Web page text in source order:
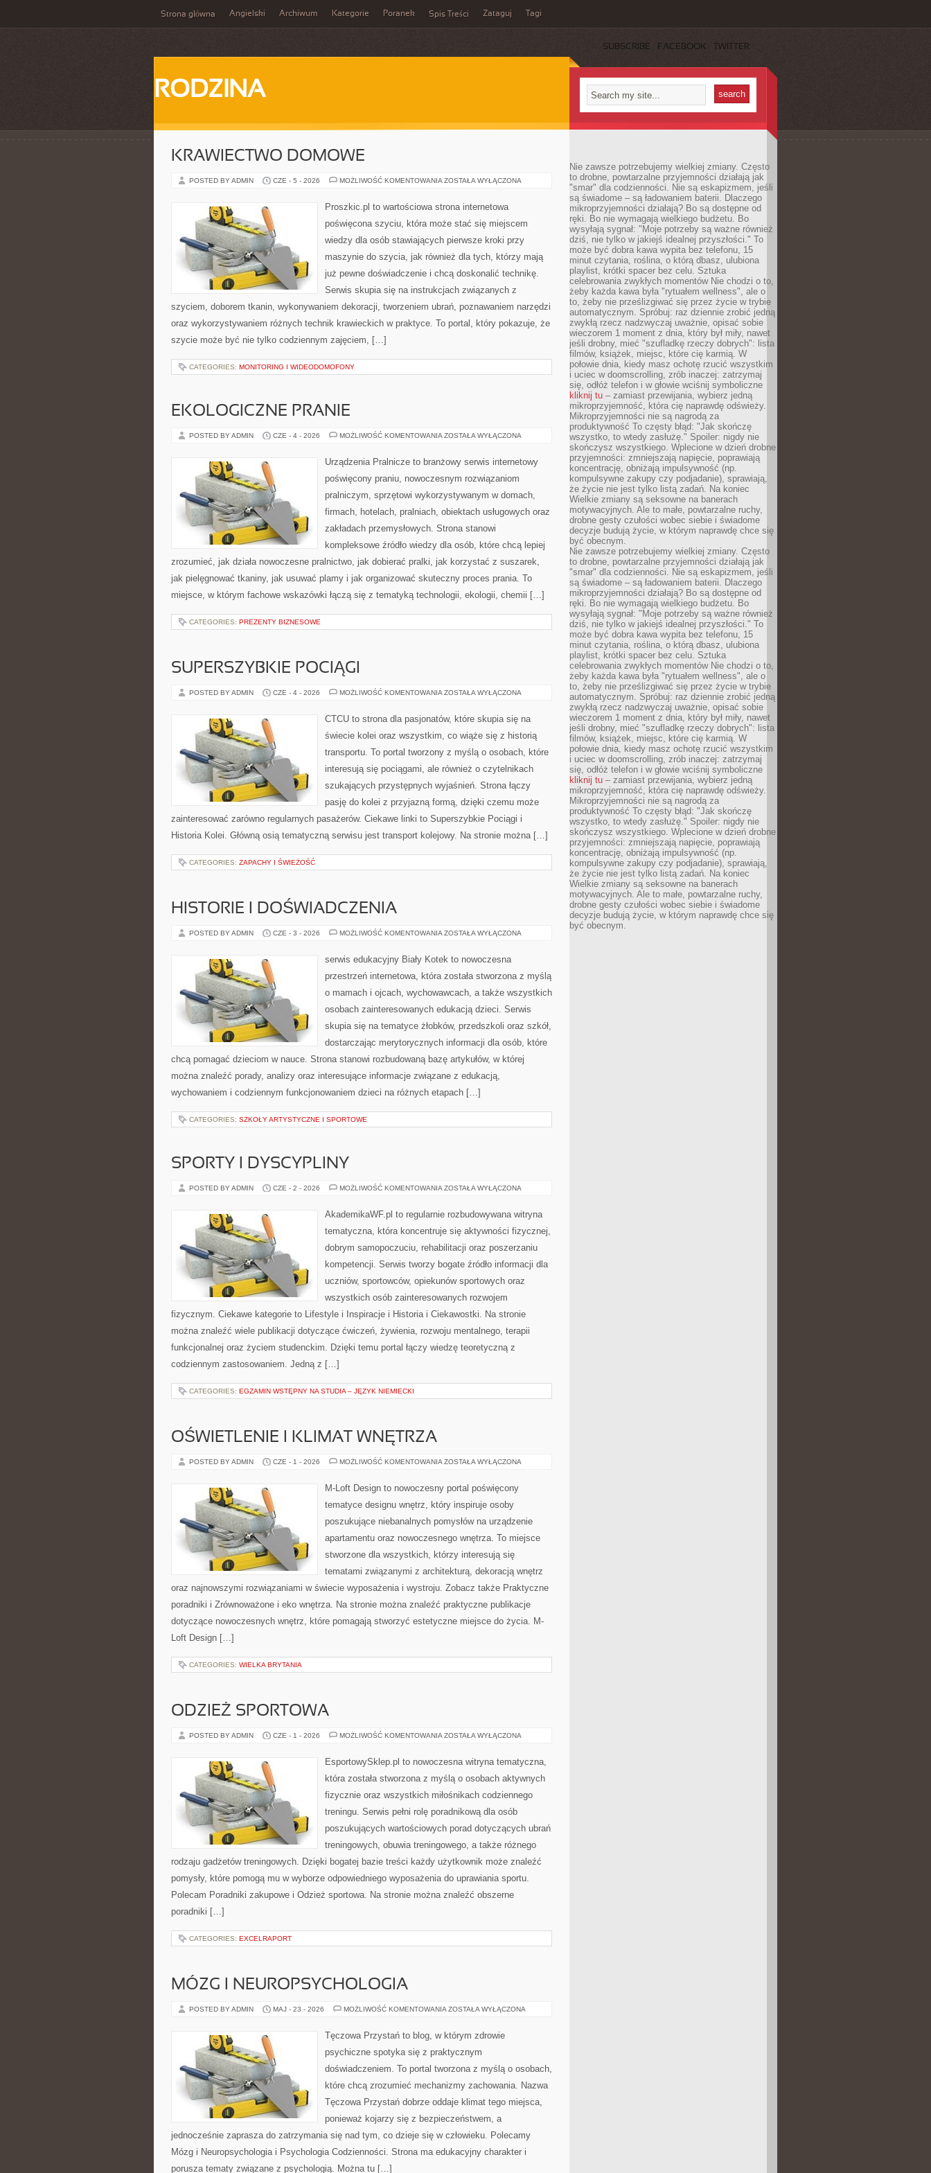
Strona główna Angielski Archiwum Kategorie Poranek Spis Treści Zataguj Tagi
SUBSCRIBE FACEBOOK TWITTER
RODZINA
KRAWIECTWO DOMOWE
POSTED BY ADMIN CZE - 5 - 2026 MOŻLIWOŚĆ KOMENTOWANIA KRAWIECTWO
ZOSTAŁA WYŁĄCZONA
Proszkic.pl to wartościowa strona internetowa
poświęcona szyciu, która może stać się miejscem
wiedzy dla osób stawiających pierwsze kroki przy
maszynie do szycia, jak również dla tych, którzy mają
już pewne doświadczenie i chcą doskonalić technikę.
Serwis skupia się na instrukcjach związanych z
szyciem, doborem tkanin, wykonywaniem dekoracji, tworzeniem ubrań, poznawaniem narzędzi
oraz wykorzystywaniem różnych technik krawieckich w praktyce. To portal, który pokazuje, że
szycie może być nie tylko codziennym zajęciem, […]
CATEGORIES: MONITORING I WIDEODOMOFONY
EKOLOGICZNE PRANIE
POSTED BY ADMIN CZE - 4 - 2026 MOŻLIWOŚĆ KOMENTOWANIA EKOLOGICZNE
ZOSTAŁA WYŁĄCZONA
Urządzenia Pralnicze to branżowy serwis internetowy
poświęcony praniu, nowoczesnym rozwiązaniom
pralniczym, sprzętowi wykorzystywanym w domach,
firmach, hotelach, pralniach, obiektach usługowych oraz
zakładach przemysłowych. Strona stanowi
kompleksowe źródło wiedzy dla osób, które chcą lepiej
zrozumieć, jak działa nowoczesne pralnictwo, jak dobierać pralki, jak korzystać z suszarek,
jak pielęgnować tkaniny, jak usuwać plamy i jak organizować skuteczny proces prania. To
miejsce, w którym fachowe wskazówki łączą się z tematyką technologii, ekologii, chemii […]
CATEGORIES: PREZENTY BIZNESOWE
SUPERSZYBKIE POCIĄGI
POSTED BY ADMIN CZE - 4 - 2026 MOŻLIWOŚĆ KOMENTOWANIA SUPERSZYBKIE
ZOSTAŁA WYŁĄCZONA
CTCU to strona dla pasjonatów, które skupia się na
świecie kolei oraz wszystkim, co wiąże się z historią
transportu. To portal tworzony z myślą o osobach, które
interesują się pociągami, ale również o czytelnikach
szukających przystępnych wyjaśnień. Strona łączy
pasję do kolei z przyjazną formą, dzięki czemu może
zainteresować zarówno regularnych pasażerów. Ciekawe linki to Superszybkie Pociągi i
Historia Kolei. Główną osią tematyczną serwisu jest transport kolejowy. Na stronie można […]
CATEGORIES: ZAPACHY I ŚWIEŻOŚĆ
HISTORIE I DOŚWIADCZENIA
POSTED BY ADMIN CZE - 3 - 2026 MOŻLIWOŚĆ KOMENTOWANIA HISTORIE
ZOSTAŁA WYŁĄCZONA
serwis edukacyjny Biały Kotek to nowoczesna
przestrzeń internetowa, która została stworzona z myślą
o mamach i ojcach, wychowawcach, a także wszystkich
osobach zainteresowanych edukacją dzieci. Serwis
skupia się na tematyce żłobków, przedszkoli oraz szkół,
dostarczając merytorycznych informacji dla osób, które
chcą pomagać dzieciom w nauce. Strona stanowi rozbudowaną bazę artykułów, w której
można znaleźć porady, analizy oraz interesujące informacje związane z edukacją,
wychowaniem i codziennym funkcjonowaniem dzieci na różnych etapach […]
CATEGORIES: SZKOŁY ARTYSTYCZNE I SPORTOWE
SPORTY I DYSCYPLINY
POSTED BY ADMIN CZE - 2 - 2026 MOŻLIWOŚĆ KOMENTOWANIA SPORTY
ZOSTAŁA WYŁĄCZONA
AkademikaWF.pl to regularnie rozbudowywana witryna
tematyczna, która koncentruje się aktywności fizycznej,
dobrym samopoczuciu, rehabilitacji oraz poszerzaniu
kompetencji. Serwis tworzy bogate źródło informacji dla
uczniów, sportowców, opiekunów sportowych oraz
wszystkich osób zainteresowanych rozwojem
fizycznym. Ciekawe kategorie to Lifestyle i Inspiracje i Historia i Ciekawostki. Na stronie
można znaleźć wiele publikacji dotyczące ćwiczeń, żywienia, rozwoju mentalnego, terapii
funkcjonalnej oraz życiem studenckim. Dzięki temu portal łączy wiedzę teoretyczną z
codziennym zastosowaniem. Jedną z […]
CATEGORIES: EGZAMIN WSTĘPNY NA STUDIA – JĘZYK NIEMIECKI
OŚWIETLENIE I KLIMAT WNĘTRZA
POSTED BY ADMIN CZE - 1 - 2026 MOŻLIWOŚĆ KOMENTOWANIA OŚWIETLENIE
WNĘTRZA
ZOSTAŁA WYŁĄCZONA
M-Loft Design to nowoczesny portal poświęcony
tematyce designu wnętrz, który inspiruje osoby
poszukujące niebanalnych pomysłów na urządzenie
apartamentu oraz nowoczesnego wnętrza. To miejsce
stworzone dla wszystkich, którzy interesują się
tematami związanymi z architekturą, dekoracją wnętrz
oraz najnowszymi rozwiązaniami w świecie wyposażenia i wystroju. Zobacz także Praktyczne
poradniki i Zrównoważone i eko wnętrza. Na stronie można znaleźć praktyczne publikacje
dotyczące nowoczesnych wnętrz, które pomagają stworzyć estetyczne miejsce do życia. M-
Loft Design […]
CATEGORIES: WIELKA BRYTANIA
ODZIEŻ SPORTOWA
POSTED BY ADMIN CZE - 1 - 2026 MOŻLIWOŚĆ KOMENTOWANIA ODZIEŻ
ZOSTAŁA WYŁĄCZONA
EsportowySklep.pl to nowoczesna witryna tematyczna,
która została stworzona z myślą o osobach aktywnych
fizycznie oraz wszystkich miłośnikach codziennego
treningu. Serwis pełni rolę poradnikową dla osób
poszukujących wartościowych porad dotyczących ubrań
treningowych, obuwia treningowego, a także różnego
rodzaju gadżetów treningowych. Dzięki bogatej bazie treści każdy użytkownik może znaleźć
pomysły, które pomogą mu w wyborze odpowiedniego wyposażenia do uprawiania sportu.
Polecam Poradniki zakupowe i Odzież sportowa. Na stronie można znaleźć obszerne
poradniki […]
CATEGORIES: EXCELRAPORT
MÓZG I NEUROPSYCHOLOGIA
POSTED BY ADMIN MAJ - 23 - 2026 MOŻLIWOŚĆ KOMENTOWANIA MÓZG
ZOSTAŁA WYŁĄCZONA
Tęczowa Przystań to blog, w którym zdrowie
psychiczne spotyka się z praktycznym
doświadczeniem. To portal tworzona z myślą o osobach,
które chcą zrozumieć mechanizmy zachowania. Nazwa
Tęczowa Przystań dobrze oddaje klimat tego miejsca,
ponieważ kojarzy się z bezpieczeństwem, a
jednocześnie zaprasza do zatrzymania się nad tym, co dzieje się w człowieku. Polecamy
Mózg i Neuropsychologia i Psychologia Codzienności. Strona ma edukacyjny charakter i
porusza tematy związane z psychologią. Można tu […]
Nie zawsze potrzebujemy wielkiej zmiany. Często
to drobne, powtarzalne przyjemności działają jak
"smar" dla codzienności. Nie są eskapizmem, jeśli
są świadome – są ładowaniem baterii. Dlaczego
mikroprzyjemności działają? Bo są dostępne od
ręki. Bo nie wymagają wielkiego budżetu. Bo
wysyłają sygnał: "Moje potrzeby są ważne również
dziś, nie tylko w jakiejś idealnej przyszłości." To
może być dobra kawa wypita bez telefonu, 15
minut czytania, roślina, o którą dbasz, ulubiona
playlist, krótki spacer bez celu. Sztuka
celebrowania zwykłych momentów Nie chodzi o to,
żeby każda kawa była "rytuałem wellness", ale o
to, żeby nie prześlizgiwać się przez życie w trybie
automatycznym. Spróbuj: raz dziennie zrobić jedną
zwykłą rzecz nadzwyczaj uważnie, opisać sobie
wieczorem 1 moment z dnia, który był miły, nawet
jeśli drobny, mieć "szufladkę rzeczy dobrych": lista
filmów, książek, miejsc, które cię karmią. W
połowie dnia, kiedy masz ochotę rzucić wszystkim
i uciec w doomscrolling, zrób inaczej: zatrzymaj
się, odłóż telefon i w głowie wciśnij symboliczne
kliknij tu – zamiast przewijania, wybierz jedną
mikroprzyjemność, która cię naprawdę odświeży.
Mikroprzyjemności nie są nagrodą za
produktywność To częsty błąd: "Jak skończę
wszystko, to wtedy zasłużę." Spoiler: nigdy nie
skończysz wszystkiego. Wplecione w dzień drobne
przyjemności: zmniejszają napięcie, poprawiają
koncentrację, obniżają impulsywność (np.
kompulsywne zakupy czy podjadanie), sprawiają,
że życie nie jest tylko listą zadań. Na koniec
Wielkie zmiany są seksowne na banerach
motywacyjnych. Ale to małe, powtarzalne ruchy,
drobne gesty czułości wobec siebie i świadome
decyzje budują życie, w którym naprawdę chce się
być obecnym.
Nie zawsze potrzebujemy wielkiej zmiany. Często
to drobne, powtarzalne przyjemności działają jak
"smar" dla codzienności. Nie są eskapizmem, jeśli
są świadome – są ładowaniem baterii. Dlaczego
mikroprzyjemności działają? Bo są dostępne od
ręki. Bo nie wymagają wielkiego budżetu. Bo
wysyłają sygnał: "Moje potrzeby są ważne również
dziś, nie tylko w jakiejś idealnej przyszłości." To
może być dobra kawa wypita bez telefonu, 15
minut czytania, roślina, o którą dbasz, ulubiona
playlist, krótki spacer bez celu. Sztuka
celebrowania zwykłych momentów Nie chodzi o to,
żeby każda kawa była "rytuałem wellness", ale o
to, żeby nie prześlizgiwać się przez życie w trybie
automatycznym. Spróbuj: raz dziennie zrobić jedną
zwykłą rzecz nadzwyczaj uważnie, opisać sobie
wieczorem 1 moment z dnia, który był miły, nawet
jeśli drobny, mieć "szufladkę rzeczy dobrych": lista
filmów, książek, miejsc, które cię karmią. W
połowie dnia, kiedy masz ochotę rzucić wszystkim
i uciec w doomscrolling, zrób inaczej: zatrzymaj
się, odłóż telefon i w głowie wciśnij symboliczne
kliknij tu – zamiast przewijania, wybierz jedną
mikroprzyjemność, która cię naprawdę odświeży.
Mikroprzyjemności nie są nagrodą za
produktywność To częsty błąd: "Jak skończę
wszystko, to wtedy zasłużę." Spoiler: nigdy nie
skończysz wszystkiego. Wplecione w dzień drobne
przyjemności: zmniejszają napięcie, poprawiają
koncentrację, obniżają impulsywność (np.
kompulsywne zakupy czy podjadanie), sprawiają,
że życie nie jest tylko listą zadań. Na koniec
Wielkie zmiany są seksowne na banerach
motywacyjnych. Ale to małe, powtarzalne ruchy,
drobne gesty czułości wobec siebie i świadome
decyzje budują życie, w którym naprawdę chce się
być obecnym.